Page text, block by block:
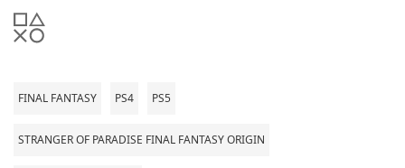
FINAL FANTASY PS4 PS5
STRANGER OF PARADISE FINAL FANTASY ORIGIN